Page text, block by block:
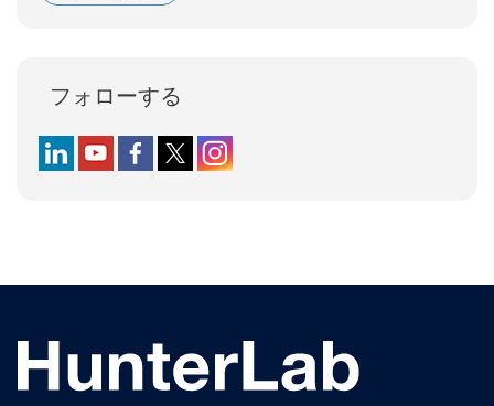
フォローする
Follow us on LinkedIn
Follow us on YouTube
Follow us on Facebook
Follow us on X (formerly Twitter)
Follow us on Instagram